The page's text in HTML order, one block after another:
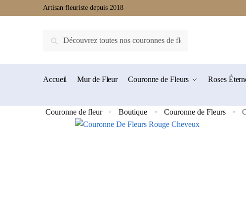
Artisan fleuriste depuis 2018
Recherche
Accueil Mur de Fleur Couronne de Fleurs Roses
Couronne de fleur » Boutique » Couronne de Fleurs »